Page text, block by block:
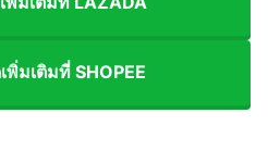
พิ่มเติมที่ SHOPEE